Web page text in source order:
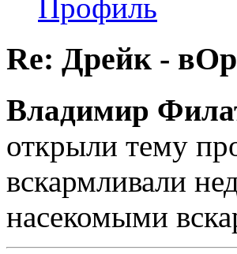
Профиль
Re: Дрейк -
Владимир
открыли тему
вскармливали
насекомыми